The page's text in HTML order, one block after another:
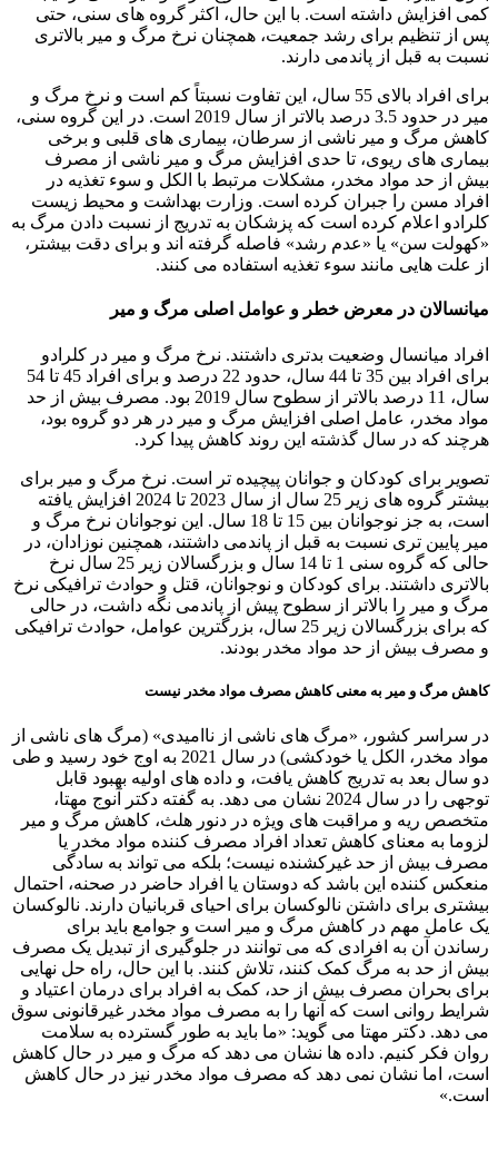
کمی افزایش داشته است. با این حال، اکثر گروه های سنی، حتی
پس از تنظیم برای رشد جمعیت، همچنان نرخ مرگ و میر بالاتری
نسبت به قبل از پاندمی دارند.
برای افراد بالای 55 سال، این تفاوت نسبتاً کم است و نرخ مرگ و
میر در حدود 3.5 درصد بالاتر از سال 2019 است. در این گروه سنی،
کاهش مرگ و میر ناشی از سرطان، بیماری های قلبی و برخی
بیماری های ریوی، تا حدی افزایش مرگ و میر ناشی از مصرف
بیش از حد مواد مخدر، مشکلات مرتبط با الکل و سوء تغذیه در
افراد مسن را جبران کرده است. وزارت بهداشت و محیط زیست
کلرادو اعلام کرده است که پزشکان به تدریج از نسبت دادن مرگ به
«کهولت سن» یا «عدم رشد» فاصله گرفته اند و برای دقت بیشتر،
از علت هایی مانند سوء تغذیه استفاده می کنند.
میانسالان در معرض خطر و عوامل اصلی مرگ و میر
افراد میانسال وضعیت بدتری داشتند. نرخ مرگ و میر در کلرادو
برای افراد بین 35 تا 44 سال، حدود 22 درصد و برای افراد 45 تا 54
سال، 11 درصد بالاتر از سطوح سال 2019 بود. مصرف بیش از حد
مواد مخدر، عامل اصلی افزایش مرگ و میر در هر دو گروه بود،
هرچند که در سال گذشته این روند کاهش پیدا کرد.
تصویر برای کودکان و جوانان پیچیده تر است. نرخ مرگ و میر برای
بیشتر گروه های زیر 25 سال از سال 2023 تا 2024 افزایش یافته
است، به جز نوجوانان بین 15 تا 18 سال. این نوجوانان نرخ مرگ و
میر پایین تری نسبت به قبل از پاندمی داشتند، همچنین نوزادان، در
حالی که گروه سنی 1 تا 14 سال و بزرگسالان زیر 25 سال نرخ
بالاتری داشتند. برای کودکان و نوجوانان، قتل و حوادث ترافیکی نرخ
مرگ و میر را بالاتر از سطوح پیش از پاندمی نگه داشت، در حالی
که برای بزرگسالان زیر 25 سال، بزرگترین عوامل، حوادث ترافیکی
و مصرف بیش از حد مواد مخدر بودند.
کاهش مرگ و میر به معنی کاهش مصرف مواد مخدر نیست
در سراسر کشور، «مرگ های ناشی از ناامیدی» (مرگ های ناشی از
مواد مخدر، الکل یا خودکشی) در سال 2021 به اوج خود رسید و طی
دو سال بعد به تدریج کاهش یافت، و داده های اولیه بهبود قابل
توجهی را در سال 2024 نشان می دهد. به گفته دکتر آنوج مهتا،
متخصص ریه و مراقبت های ویژه در دنور هلث، کاهش مرگ و میر
لزوما به معنای کاهش تعداد افراد مصرف کننده مواد مخدر یا
مصرف بیش از حد غیرکشنده نیست؛ بلکه می تواند به سادگی
منعکس کننده این باشد که دوستان یا افراد حاضر در صحنه، احتمال
بیشتری برای داشتن نالوکسان برای احیای قربانیان دارند. نالوکسان
یک عامل مهم در کاهش مرگ و میر است و جوامع باید برای
رساندن آن به افرادی که می توانند در جلوگیری از تبدیل یک مصرف
بیش از حد به مرگ کمک کنند، تلاش کنند. با این حال، راه حل نهایی
برای بحران مصرف بیش از حد، کمک به افراد برای درمان اعتیاد و
شرایط روانی است که آنها را به مصرف مواد مخدر غیرقانونی سوق
می دهد. دکتر مهتا می گوید: «ما باید به طور گسترده به سلامت
روان فکر کنیم. داده ها نشان می دهد که مرگ و میر در حال کاهش
است، اما نشان نمی دهد که مصرف مواد مخدر نیز در حال کاهش
است.»